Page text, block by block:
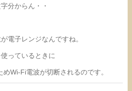
分からん・・
電子レンジなんですね。
っているときに
Wi-Fi電波が切断されるのです。